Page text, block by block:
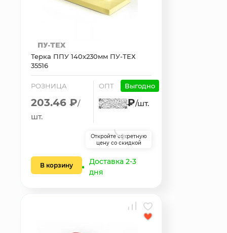
Терка ППУ 140х230мм ПУ-ТЕХ
35516
РОЗНИЦА
203.46 ₽/
шт.
ОПТ Выгодно
₽/шт.
Откройте секретную
цену со скидкой
В корзину
Доставка 2-3
дня